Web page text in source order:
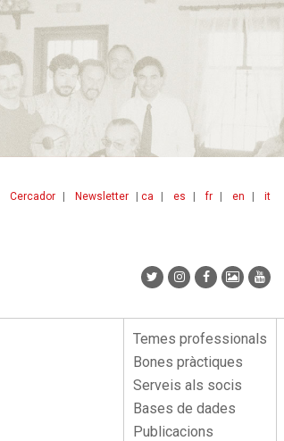
ca es fr en it
Cercador Newsletter
Menu
lateral
Temes professionals
Bones pràctiques
Serveis als socis
Bases de dades
Publicacions